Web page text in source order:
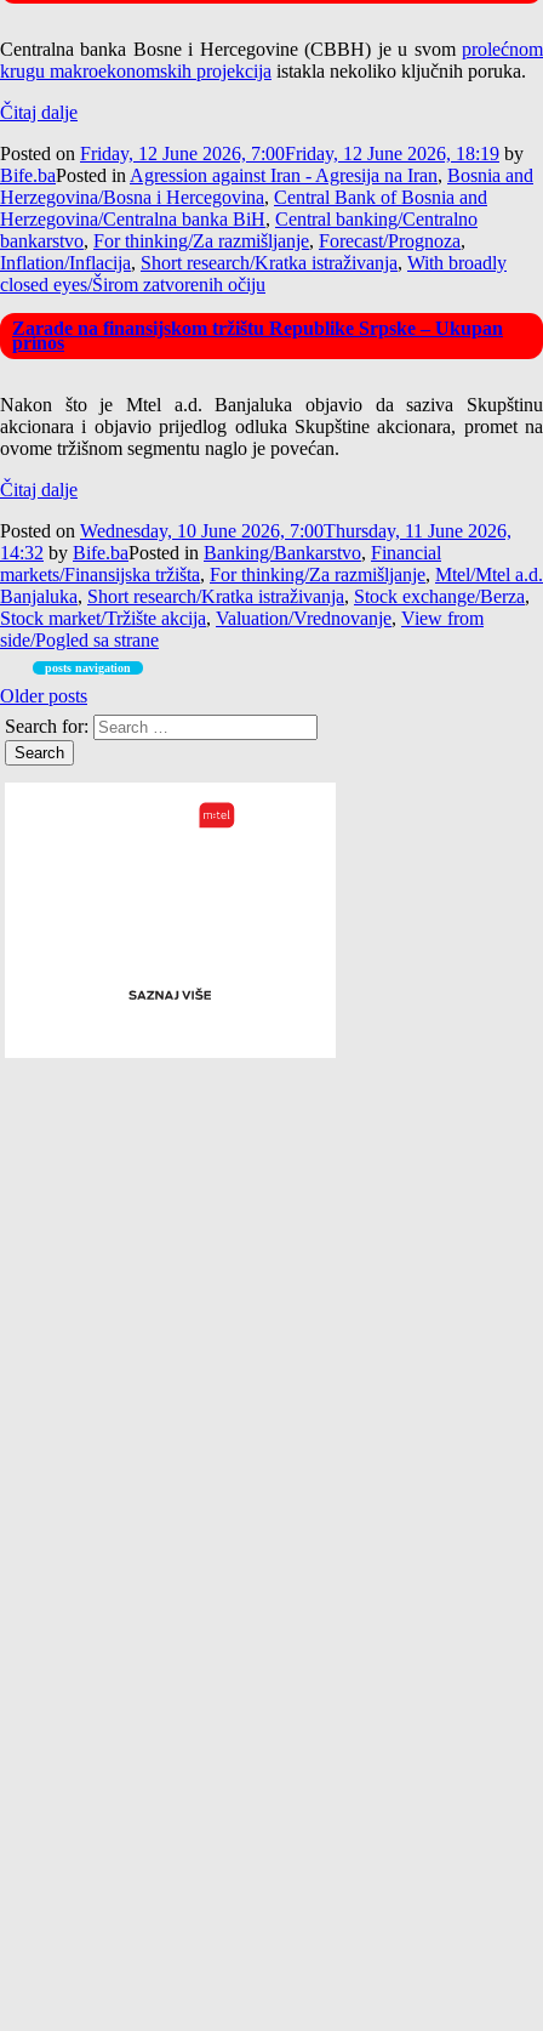
Centralna banka Bosne i Hercegovine (CBBH) je u svom prolećnom
krugu makroekonomskih projekcija istakla nekoliko ključnih poruka.
Čitaj dalje
Posted on Friday, 12 June 2026, 7:00Friday, 12 June 2026, 18:19 by
Bife.baPosted inAgression against Iran - Agresija na Iran, Bosnia and
Herzegovina/Bosna i Hercegovina, Central Bank of Bosnia and
Herzegovina/Centralna banka BiH, Central banking/Centralno
bankarstvo, For thinking/Za razmišljanje, Forecast/Prognoza,
Inflation/Inflacija, Short research/Kratka istraživanja, With broadly
closed eyes/Širom zatvorenih očiju
Zarade na finansijskom tržištu Republike Srpske – Ukupan
prinos
Nakon što je Mtel a.d. Banjaluka objavio da saziva Skupštinu
akcionara i objavio prijedlog odluka Skupštine akcionara, promet na
ovome tržišnom segmentu naglo je povećan.
Čitaj dalje
Posted on Wednesday, 10 June 2026, 7:00Thursday, 11 June 2026,
14:32 by Bife.baPosted in Banking/Bankarstvo, Financial
markets/Finansijska tržišta, For thinking/Za razmišljanje, Mtel/Mtel a.d.
Banjaluka, Short research/Kratka istraživanja, Stock exchange/Berza,
Stock market/Tržište akcija, Valuation/Vrednovanje, View from
side/Pogled sa strane
posts navigation
Older posts
Search for: